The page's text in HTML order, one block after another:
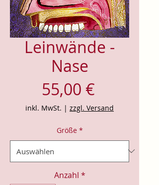
Leinwände -
Nase
55,00 €
inkl. MwSt. | zzgl. Versand
Größe *
Anzahl *